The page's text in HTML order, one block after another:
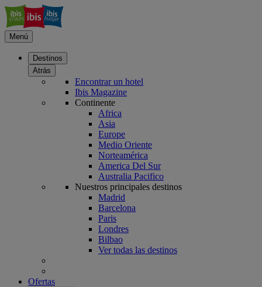
Menú
Destinos
Atrás
Encontrar un hotel
Ibis Magazine
Continente
Africa
Asia
Europe
Medio Oriente
Norteamérica
America Del Sur
Australia Pacifico
Nuestros principales destinos
Madrid
Barcelona
Paris
Londres
Bilbao
Ver todas las destinos
Ofertas